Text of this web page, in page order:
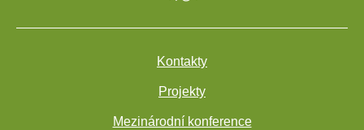
Kontakty
Projekty
Mezinárodní konference